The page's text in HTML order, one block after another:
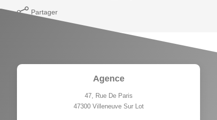
Partager
Agence
47, Rue De Paris
47300 Villeneuve Sur Lot